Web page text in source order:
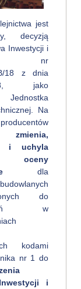
jest
decyzją
Inwestycji i
nr
18 z dnia
jako
Na
zmienia,
i uchyla
oceny
dla
do
w
kodami
nr 1 do
i